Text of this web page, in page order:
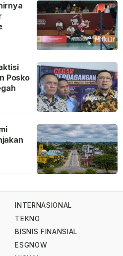
Posko
INTERNASIONAL
TEKNO
BISNIS FINANSIAL
ESGNOW